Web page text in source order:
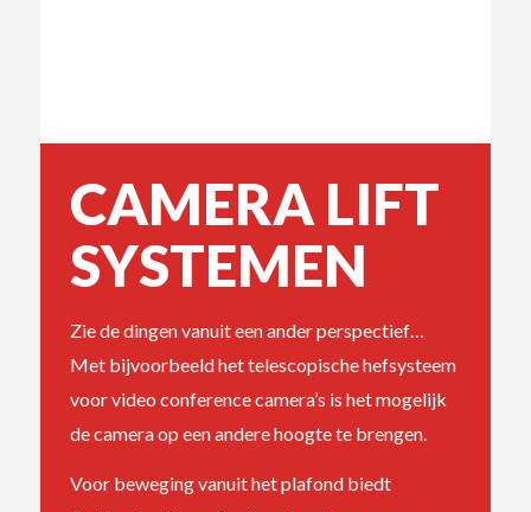
CAMERA LIFT
SYSTEMEN
Zie de dingen vanuit een ander perspectief…
Met bijvoorbeeld het telescopische hefsysteem
voor video conference camera’s is het mogelijk
de camera op een andere hoogte te brengen.
Voor beweging vanuit het plafond biedt